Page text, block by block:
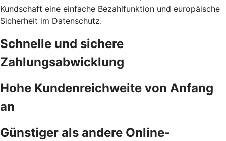
Kundschaft eine einfache Bezahlfunktion und europäische
Sicherheit im Datenschutz.
Schnelle und sichere
Zahlungsabwicklung
Hohe Kundenreichweite von Anfang
an
Günstiger als andere Online-